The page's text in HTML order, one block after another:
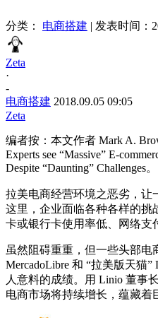
分类： 电商搭建 | 发表时间：
Zeta
·
-
电商搭建 2018.09.05 09:05
Zeta
编者按：本文作者 Mark A.
Experts see “Massive” E-
Despite “Daunting” Challenges。
拉美电商经营环境之恶劣，让
这里，企业面临各种各样的挑
卡或银行卡使用率低、网络支
虽然阻碍重重，但一些头部电
MercadoLibre 和 “拉美版天猫
人意料的成绩。用 Linio 董事
电商市场将持续增长，蕴藏着